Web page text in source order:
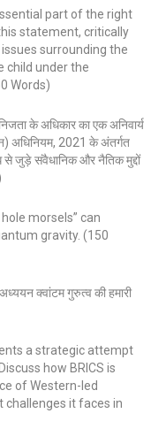
part of the right
statement, critically
surrounding the
child under the
Words)
के अधिकार का एक अनिवार्य
अधिनियम, 2021 के अंतर्गत
से जुड़े संवैधानिक और नैतिक मुद्दों
morsels” can
gravity. (150
क्वांटम गुरुत्व की हमारी
a strategic attempt
how BRICS is
of Western-led
challenges it faces in